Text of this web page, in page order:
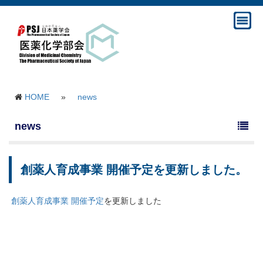
HOME » news
news
創薬人育成事業 開催予定を更新しました。
創薬人育成事業 開催予定を更新しました